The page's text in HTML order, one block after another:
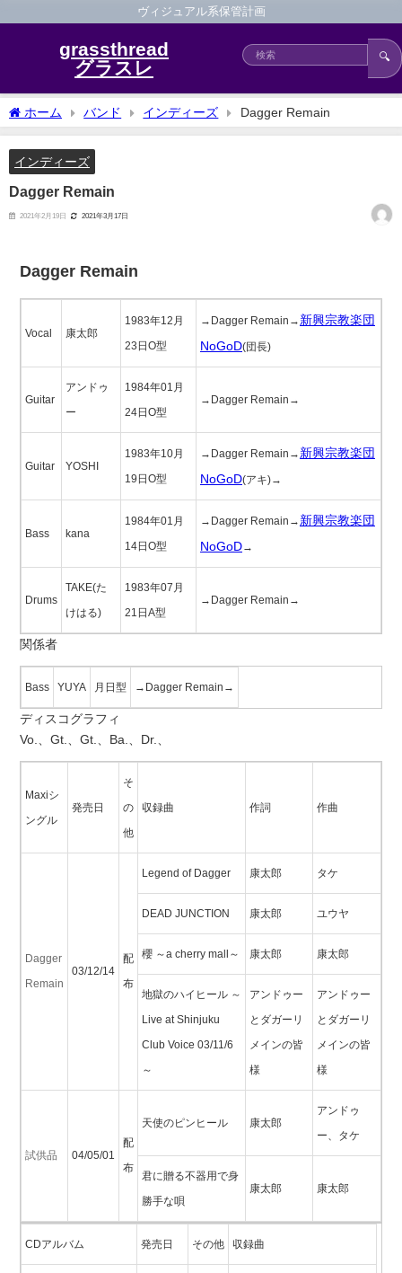
ヴィジュアル系保管計画
grassthread
グラスレ
🔍
ホーム バンド インディーズ Dagger Remain
インディーズ
Dagger Remain
2021年2月19日 2021年3月17日
Dagger Remain
Vocal 康太郎
1983年12月
23日O型
→Dagger Remain→ 新興宗教楽団
NoGoD(団長)
Guitar
アンドゥ
ー
1984年01月
24日O型
→Dagger Remain→
Guitar YOSHI
1983年10月
19日O型
→Dagger Remain→ 新興宗教楽団
NoGoD(アキ)→
Bass kana
1984年01月
14日O型
→Dagger Remain→ 新興宗教楽団
NoGoD→
Drums
TAKE(た
けはる)
1983年07月
21日A型
→Dagger Remain→
関係者
Bass YUYA 月日型 →Dagger Remain→
ディスコグラフィ
Vo.、Gt.、Gt.、Ba.、Dr.、
Maxiシ
ングル
発売日
そ
の
他
収録曲 作詞 作曲
Dagger
Remain
03/12/14
配
布
Legend of Dagger 康太郎 タケ
DEAD JUNCTION 康太郎 ユウヤ
櫻 ～a cherry mall～ 康太郎 康太郎
地獄のハイヒール ～
Live at Shinjuku
Club Voice 03/11/6
～
アンドゥー
とダガーリ
メインの皆
様
アンドゥー
とダガーリ
メインの皆
様
試供品 04/05/01
配
布
天使のピンヒール 康太郎
アンドゥ
ー、タケ
君に贈る不器用で身
勝手な唄
康太郎 康太郎
CDアルバム 発売日 その他 収録曲